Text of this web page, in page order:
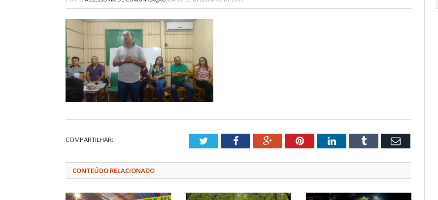
COMPARTILHAR: TwitterFacebookGoogle+PinterestLinkedInTumblr Email
CONTEÚDO RELACIONADO